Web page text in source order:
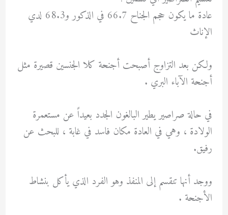
عادة ما يكون حجم الجناح 66.7 في الذكور و68.3 لدي
الإناث
ولكن بعد التزاوج أصبحت أجنحة كلا الجنسين قصيرة مثل
أجنحة الآباء البري .
في حالة صراصير يطير البالغون الجدد بعيداً عن مستعمرة
الولادة ، وهي في العادة مكان فاسد في غابة ، للبحث عن
رفيق.
ووجد أنها تنقسم إلى المنفذ وهو الفرد الذي يأكل بنشاط
الأجنحة .